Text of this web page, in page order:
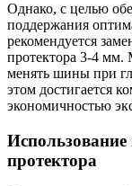
Однако, с целью
поддержания
рекомендуется
протектора 3-4 мм.
менять шины при
этом достигается
экономичностью
протектора